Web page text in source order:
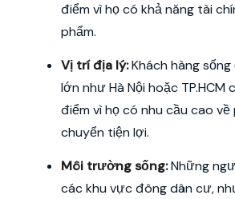
điểm vì họ có khả năng tài
phẩm.
Vị trí địa lý:Khách hàng
lớn như Hà Nội hoặc TP.HCM
điểm vì họ có nhu cầu cao
chuyển tiện lợi.
Môi trường sống:Những
các khu vực đông dân cư,